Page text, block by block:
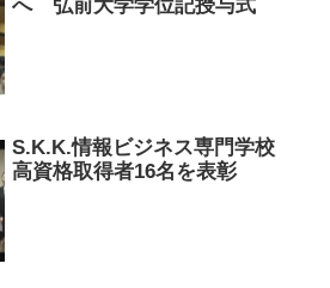
へ 弘前大学学位記授与式
S.K.K.情報ビジネス専門学校
高資格取得者16名を表彰